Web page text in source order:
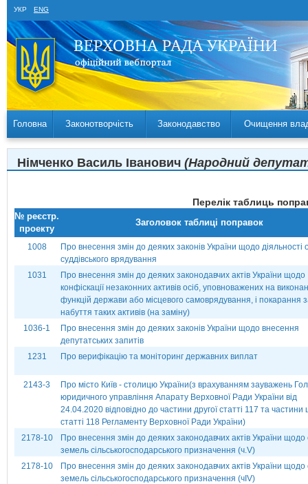
УКР ENG
Головна Законотворчість Законодавство Очищення
Німченко Василь Іванович (Народний депутат
Перелік таблиць
№ реєстр.
проекту
Заголовок таблиці поправок
1008
Про внесення змін до деяких законів України щодо діяльності
суддівського врядування
1031
Про внесення змін до деяких законодавчих актів України щодо
конфіскації незаконних активів осіб, уповноважених на
функцій держави або місцевого самоврядування, і покарання
набуття таких активів (на заміну)
1036-1
Про внесення змін до деяких законів України щодо внесення
депутатських запитів
1231
Про верифікацію та моніторинг державних виплат
2143-3
Про місто Київ - столицю України(з врахуванням зауважень
юридичного управління Апарату Верховної Ради України від
24.04.2020 відповідно до частини другої статті 117 та частини
статті 118 Регламенту Верховної Ради України)
2178-10
Про внесення змін до деяких законодавчих актів України щодо
земель сільськогосподарського призначення (ч.V)
2178-10
Про внесення змін до деяких законодавчих актів України щодо
земель сільськогосподарського призначення (чІV)